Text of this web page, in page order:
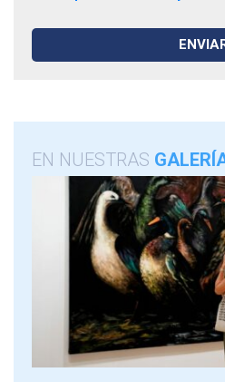
EN NUESTRAS